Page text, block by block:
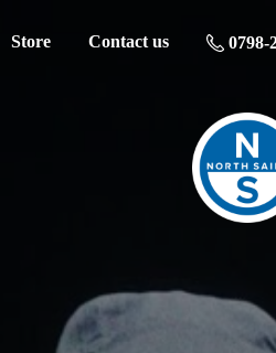
Store Contact us 0798-